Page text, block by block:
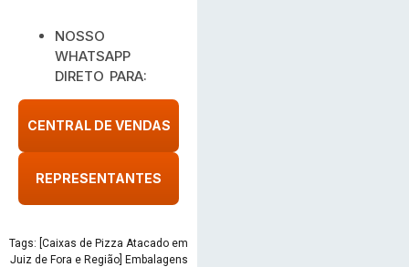
NOSSO
WHATSAPP
DIRETO PARA:
CENTRAL DE VENDAS
REPRESENTANTES
Tags: [Caixas de Pizza Atacado em
Juiz de Fora e Região] Embalagens